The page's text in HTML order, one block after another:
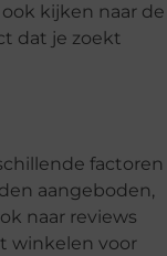
kijken naar de
dat je zoekt
factoren
aangeboden,
naar reviews
winkelen voor